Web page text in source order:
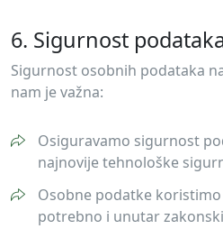
6. Sigurnost
Sigurnost osobnih podataka
nam je važna:
Osiguravamo sigurnost
najnovije tehnološke
Osobne podatke
potrebno i unutar